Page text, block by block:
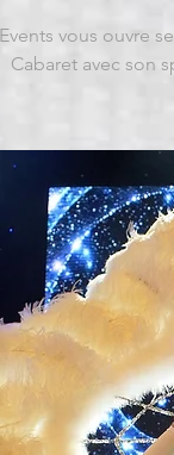
vous ouvre
Cabaret avec son